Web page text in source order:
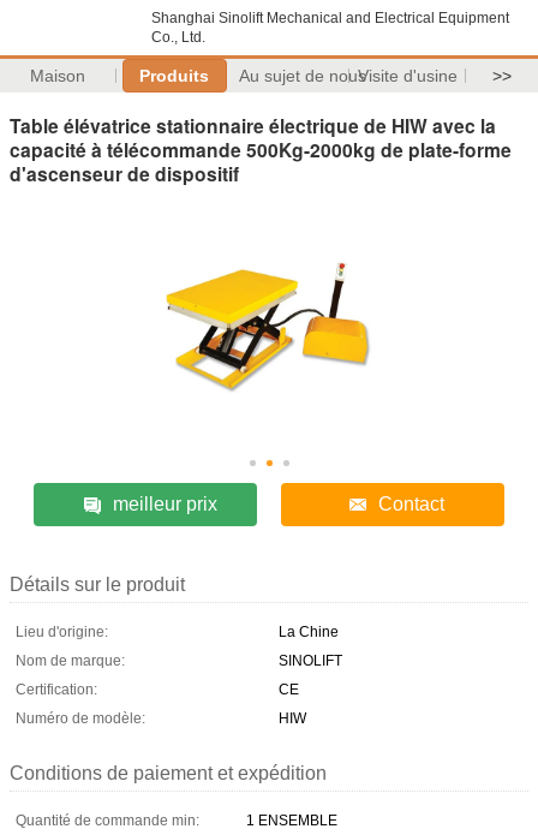
Shanghai Sinolift Mechanical and Electrical Equipment
Co., Ltd.
Maison Produits Au sujet de nousVisite d'usine >>
Table élévatrice stationnaire électrique de HIW avec la
capacité à télécommande 500Kg-2000kg de plate-forme
d'ascenseur de dispositif
meilleur prix Contact
Détails sur le produit
Lieu d'origine:
La Chine
Nom de marque:
SINOLIFT
Certification:
CE
Numéro de modèle:
HIW
Conditions de paiement et expédition
Quantité de commande min:
1 ENSEMBLE